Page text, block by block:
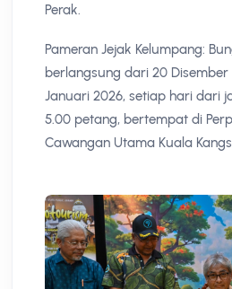
Perak.
Pameran Jejak Kelumpang:
berlangsung dari 20 Disember
Januari 2026, setiap hari dari
5.00 petang, bertempat di
Cawangan Utama Kuala